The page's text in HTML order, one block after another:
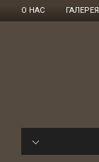
О НАС ГАЛЕРЕЯ